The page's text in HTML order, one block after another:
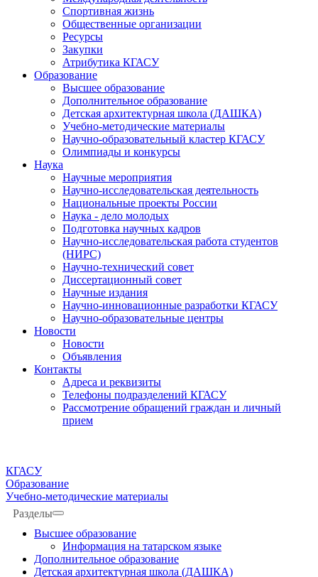
Спортивная жизнь
Общественные организации
Ресурсы
Закупки
Атрибутика КГАСУ
Образование
Высшее образование
Дополнительное образование
Детская архитектурная школа (ДАШКА)
Учебно-методические материалы
Научно-образовательный кластер КГАСУ
Олимпиады и конкурсы
Наука
Научные мероприятия
Научно-исследовательская деятельность
Национальные проекты России
Наука - дело молодых
Подготовка научных кадров
Научно-исследовательская работа студентов
(НИРС)
Научно-технический совет
Диссертационный совет
Научные издания
Научно-инновационные разработки КГАСУ
Научно-образовательные центры
Новости
Новости
Объявления
Контакты
Адреса и реквизиты
Телефоны подразделений КГАСУ
Рассмотрение обращений граждан и личный
прием
КГАСУ
Образование
Учебно-методические материалы
Разделы
Высшее образование
Информация на татарском языке
Дополнительное образование
Детская архитектурная школа (ДАШКА)